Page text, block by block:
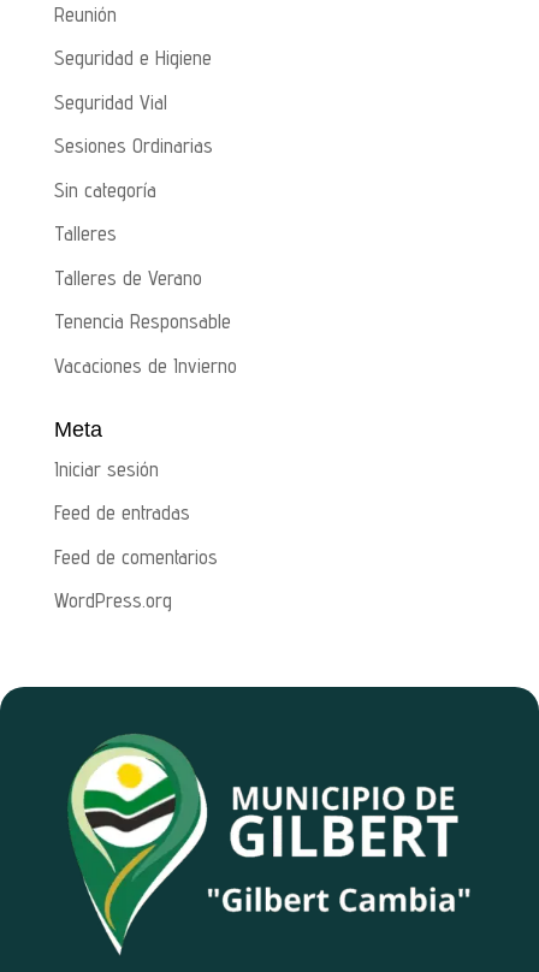
Reunión
Seguridad e Higiene
Seguridad Vial
Sesiones Ordinarias
Sin categoría
Talleres
Talleres de Verano
Tenencia Responsable
Vacaciones de Invierno
Meta
Iniciar sesión
Feed de entradas
Feed de comentarios
WordPress.org